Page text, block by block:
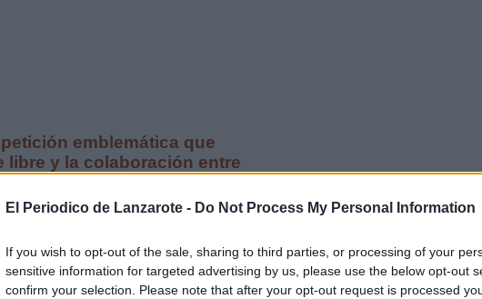
El Periodico de Lanzarote - Do Not Process My Personal Information
If you wish to opt-out of the sale, sharing to third parties, or processing of your
sensitive information for targeted advertising by us, please use the below opt-out
confirm your selection. Please note that after your opt-out request is processed
emblemática que
libre y la colaboración entre
ha presentado la XI edición de la
que regresa y que recorrerá la isla